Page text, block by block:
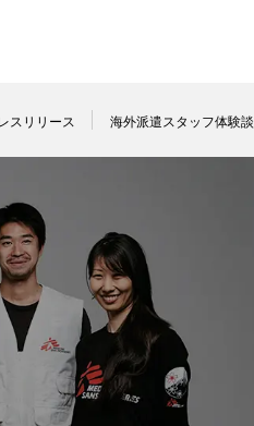
スリリース 海外派遣スタッフ体験談